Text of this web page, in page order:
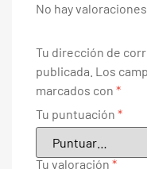
No hay valoraciones
Tu dirección de
publicada. Los
marcados con *
Tu puntuación *
Tu valoración *